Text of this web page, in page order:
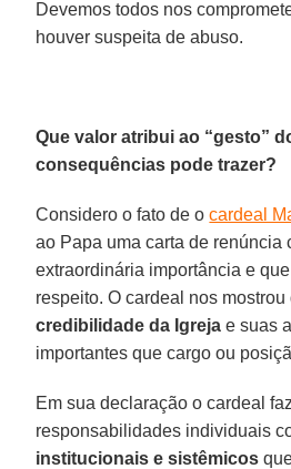
Devemos todos nos
houver suspeita de abuso.
Que valor atribui ao “gesto”
consequências pode trazer?
Considero o fato de ocardeal
ao Papa uma carta de renúncia
extraordinária importância e
respeito. O cardeal nos mostrou
credibilidade da Igreja e suas
importantes que cargo ou
Em sua declaração o cardeal
responsabilidades individuais
institucionais e sistêmicos